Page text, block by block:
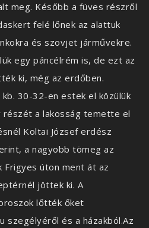
meg. Később a füves részről
felé lőnek az alattuk
és szovjet járművekre.
egy páncélrém is, de ezt az
ki, még az erdőben.
kb. 30-32-en estek el közülük
részét a lakosság temette el
Koltai József erdész
a nagyobb tömeg az
Frigyes úton ment át az
jöttek ki. A
lőtték őket
szegélyéről és a házakból.Az